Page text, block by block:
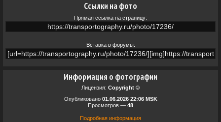
Информация о фотографии
Лицензия: Copyright ©
Опубликовано 01.06.2026 22:06 MSK
Просмотров — 48
Подробная информация
Ссылки на фото
Прямая ссылка на страницу:
Вставка в форумы: